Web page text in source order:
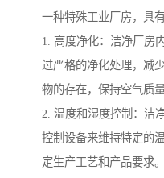
一种特殊工业厂房，具
1. 高度净化：洁净厂房
过严格的净化处理，减
物的存在，保持空气质
2. 温度和湿度控制：洁
控制设备来维持特定的
定生产工艺和产品要求。